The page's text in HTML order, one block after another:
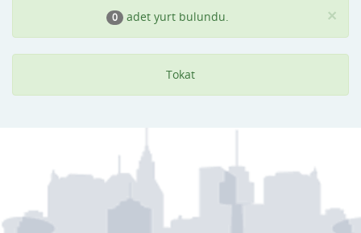
Kız Pansiyonları ×
0 adet yurt bulundu.
Tokat